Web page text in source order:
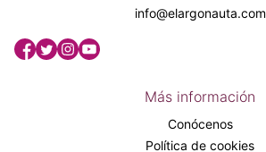
info@elargonauta.com
Más información
Conócenos
Política de cookies